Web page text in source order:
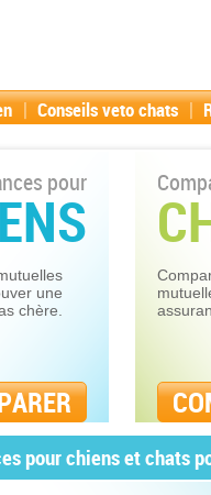
| Conseils veto chats |
pour
une
chère.
pour chiens et chats